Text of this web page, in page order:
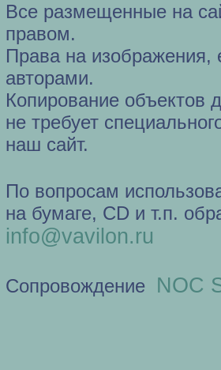
Все размещенные на
правом.
Права на изображения,
авторами.
Копирование объектов
не требует
наш сайт.
По вопросам
на бумаге, CD и т.п.
info@vavilon.ru
Сопровождение NOC